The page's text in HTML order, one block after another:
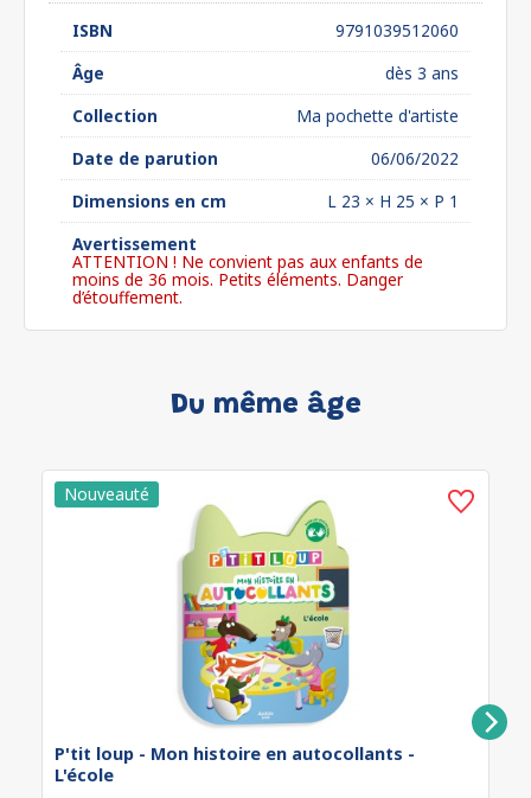
ISBN
9791039512060
Âge
dès 3 ans
Collection
Ma pochette d'artiste
Date de parution
06/06/2022
Dimensions en cm
L 23 × H 25 × P 1
Avertissement
ATTENTION ! Ne convient pas aux enfants de
moins de 36 mois. Petits éléments. Danger
d’étouffement.
Du même âge
P'tit loup - Mon histoire en autocollants -
L'école